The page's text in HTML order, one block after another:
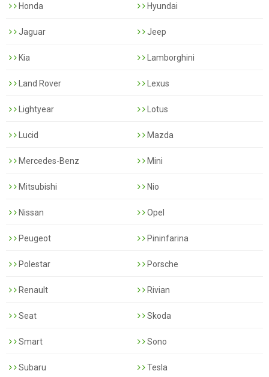
Honda Hyundai
Jaguar Jeep
Kia Lamborghini
Land Rover Lexus
Lightyear Lotus
Lucid Mazda
Mercedes-Benz Mini
Mitsubishi Nio
Nissan Opel
Peugeot Pininfarina
Polestar Porsche
Renault Rivian
Seat Skoda
Smart Sono
Subaru Tesla